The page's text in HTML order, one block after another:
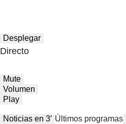
Desplegar
Directo
Mute
Volumen
Play
Noticias en 3′ Últimos programas